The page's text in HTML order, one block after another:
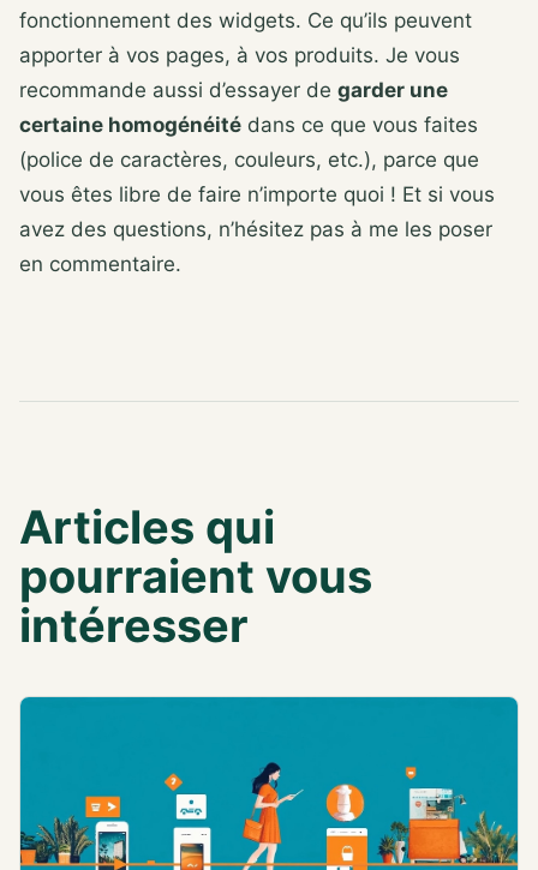
fonctionnement des widgets. Ce qu’ils peuvent
apporter à vos pages, à vos produits. Je vous
recommande aussi d’essayer de garder une
certaine homogénéité dans ce que vous faites
(police de caractères, couleurs, etc.), parce que
vous êtes libre de faire n’importe quoi ! Et si vous
avez des questions, n’hésitez pas à me les poser
en commentaire.
Articles qui
pourraient vous
intéresser